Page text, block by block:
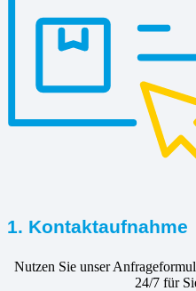
1. Kontaktaufnahme
Nutzen Sie unser
24/7 für